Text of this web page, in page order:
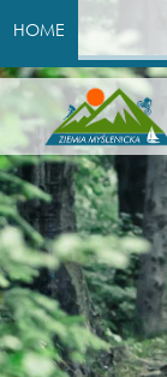
HOME